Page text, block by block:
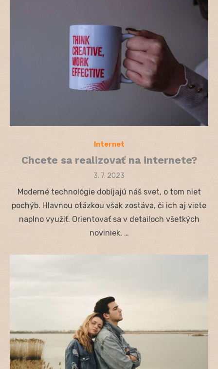
Internet
Chcete sa realizovať na internete?
Posted
3. 7. 2023
Moderné technológie dobíjajú náš svet, o tom niet
pochýb. Hlavnou otázkou však zostáva, či ich aj viete
naplno využiť. Orientovať sa v detailoch všetkých
noviniek, …